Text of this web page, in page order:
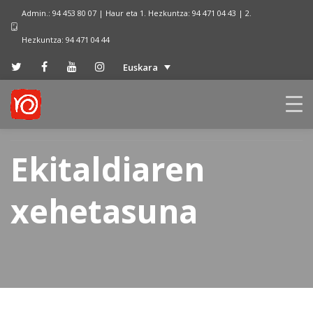
Admin.: 94 453 80 07 | Haur eta 1. Hezkuntza: 94 471 04 43 | 2.
Hezkuntza: 94 471 04 44
Euskara
Ekitaldiaren
xehetasuna